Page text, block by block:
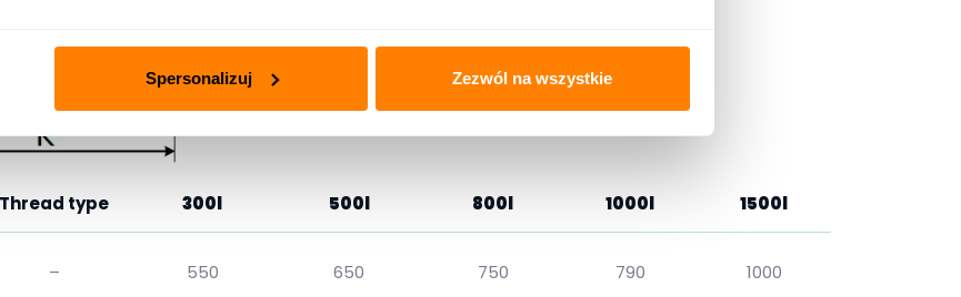
Spersonalizuj Zezwól na wszystkie
Thread type 300l 500l 800l 1000l 1500l
– 550 650 750 790 1000